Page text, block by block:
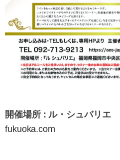
開催場所 : ル・シュバリエ
fukuoka.com